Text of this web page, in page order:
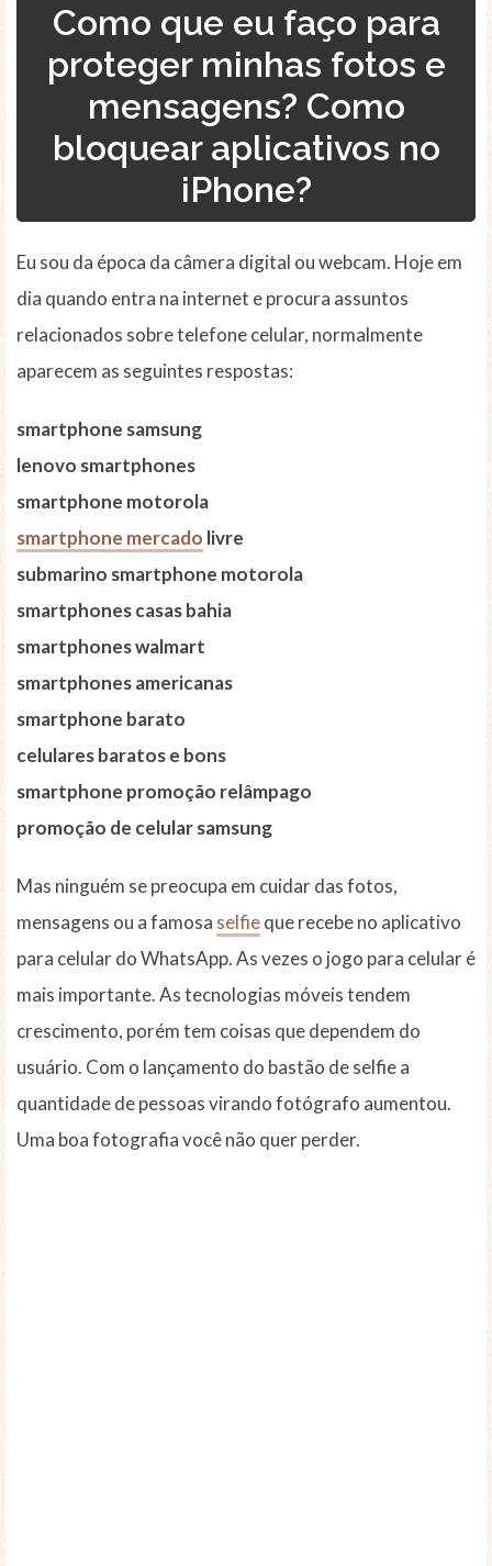
Como que eu faço para
proteger minhas fotos e
mensagens? Como
bloquear aplicativos no
iPhone?
Eu sou da época da câmera digital ou webcam. Hoje em
dia quando entra na internet e procura assuntos
relacionados sobre telefone celular, normalmente
aparecem as seguintes respostas:
smartphone samsung
lenovo smartphones
smartphone motorola
smartphone mercado livre
submarino smartphone motorola
smartphones casas bahia
smartphones walmart
smartphones americanas
smartphone barato
celulares baratos e bons
smartphone promoção relâmpago
promoção de celular samsung
Mas ninguém se preocupa em cuidar das fotos,
mensagens ou a famosa selfieque recebe no aplicativo
para celular do WhatsApp. As vezes o jogo para celular é
mais importante. As tecnologias móveis tendem
crescimento, porém tem coisas que dependem do
usuário. Com o lançamento do bastão de selfie a
quantidade de pessoas virando fotógrafo aumentou.
Uma boa fotografia você não quer perder.